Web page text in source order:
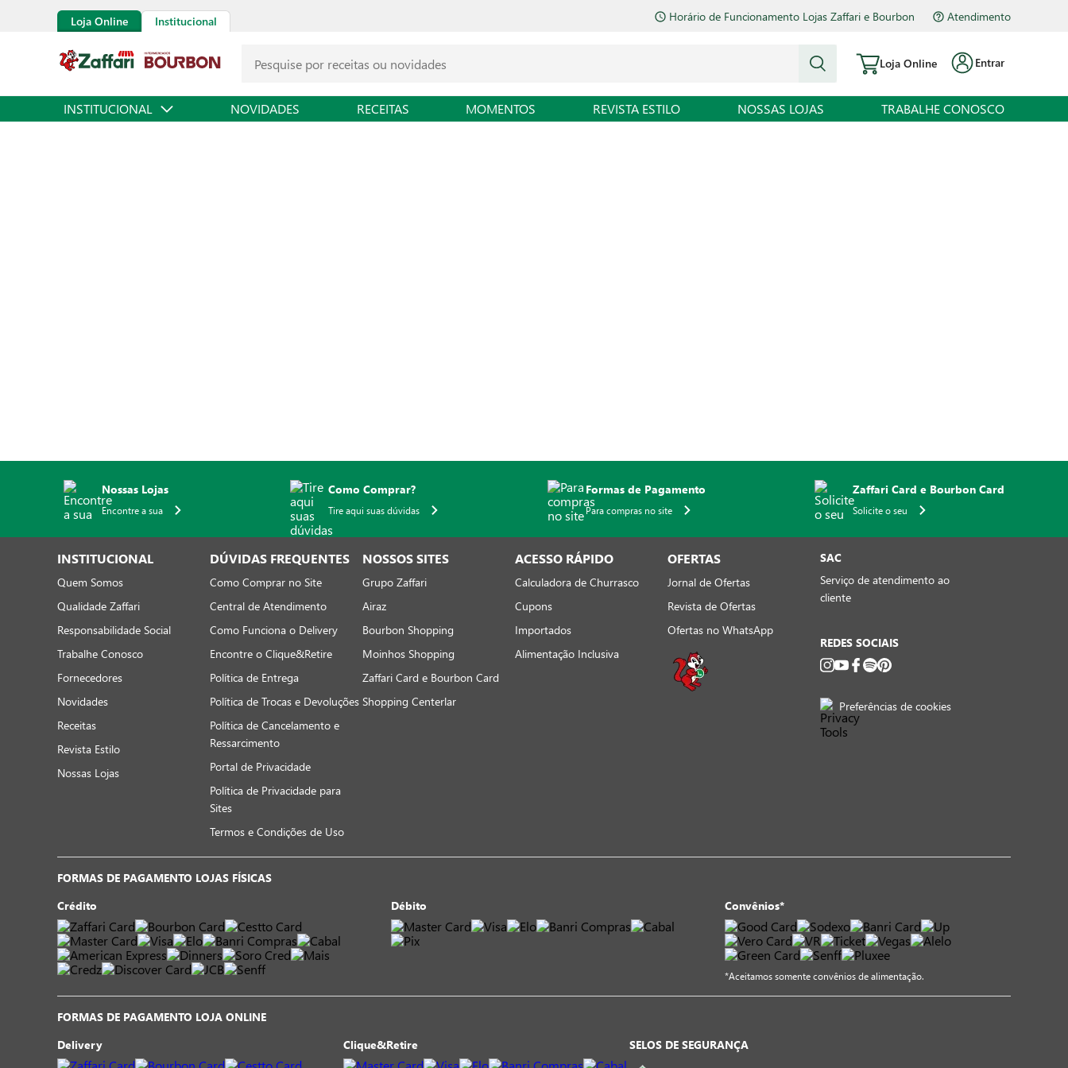
Loja Online Institucional Horário de Funcionamento Lojas Zaffari e Bourbon Atendimento
Loja Online Entrar
INSTITUCIONAL NOVIDADES RECEITAS MOMENTOS REVISTA ESTILO NOSSAS LOJAS TRABALHE CONOSCO
Nossas Lojas
Encontre a sua
Como Comprar?
Tire aqui suas dúvidas
Formas de Pagamento
Para compras no site
Zaffari Card e Bourbon Card
Solicite o seu
INSTITUCIONAL
Quem Somos
Qualidade Zaffari
Responsabilidade Social
Trabalhe Conosco
Fornecedores
Novidades
Receitas
Revista Estilo
Nossas Lojas
DÚVIDAS FREQUENTES
Como Comprar no Site
Central de Atendimento
Como Funciona o Delivery
Encontre o Clique&Retire
Política de Entrega
Política de Trocas e Devoluções
Política de Cancelamento e
Ressarcimento
Portal de Privacidade
Política de Privacidade para
Sites
Termos e Condições de Uso
NOSSOS SITES
Grupo Zaffari
Airaz
Bourbon Shopping
Moinhos Shopping
Zaffari Card e Bourbon Card
Shopping Centerlar
ACESSO RÁPIDO
Calculadora de Churrasco
Cupons
Importados
Alimentação Inclusiva
OFERTAS
Jornal de Ofertas
Revista de Ofertas
Ofertas no WhatsApp
SAC
Serviço de atendimento ao
cliente
REDES SOCIAIS
Preferências de cookies
FORMAS DE PAGAMENTO LOJAS FÍSICAS
Crédito
Débito Convênios*
*Aceitamos somente convênios de alimentação.
FORMAS DE PAGAMENTO LOJA ONLINE
Delivery
Clique&Retire SELOS DE SEGURANÇA